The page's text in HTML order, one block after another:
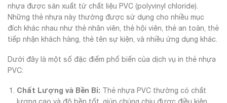
nhựa được sản xuất từ chất liệu PVC (polyvinyl chloride).
Những thẻ nhựa này thường được sử dụng cho nhiều mục
đích khác nhau như thẻ nhân viên, thẻ hội viên, thẻ an toàn, thẻ
tiếp nhận khách hàng, thẻ tên sự kiện, và nhiều ứng dụng khác.
Dưới đây là một số đặc điểm phổ biến của dịch vụ in thẻ nhựa
PVC:
Chất Lượng và Bền Bỉ: Thẻ nhựa PVC thường có chất